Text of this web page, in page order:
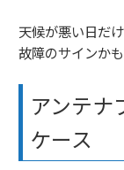
天候が悪い日だけ
故障のサインか
アンテナ
ケース